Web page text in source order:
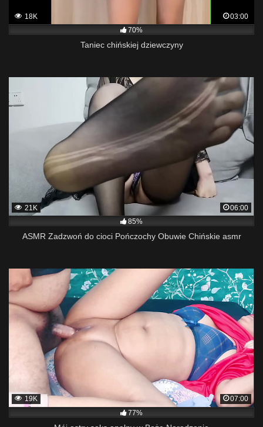
18K
03:00
70%
Taniec chińskiej dziewczyny
21K
06:00
85%
ASMR Zadzwoń do cioci Pończochy Obuwie Chińskie asmr
19K
07:00
77%